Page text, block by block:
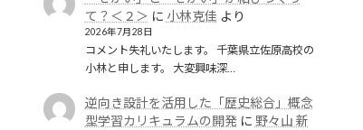
て？＜２＞ に 小林克佳 より
2026年7月28日
コメント失礼いたします。 千葉県立佐原高校の
小林と申します。 大変興味深…
逆向き設計を活用した「歴史総合」概念
型学習カリキュラムの開発に 野々山 新